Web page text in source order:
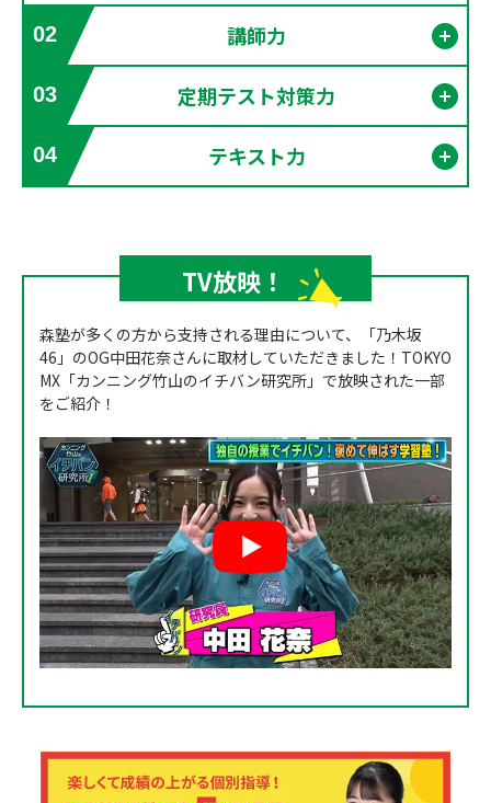
02 講師力
03 定期テスト対策力
04 テキスト力
TV放映！
森塾が多くの方から支持される理由について、「乃木坂
46」のOG中田花奈さんに取材していただきました！TOKYO
MX「カンニング竹山のイチバン研究所」で放映された一部
をご紹介！